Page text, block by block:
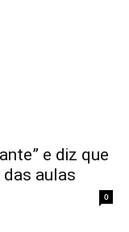
e diz que
aulas
0